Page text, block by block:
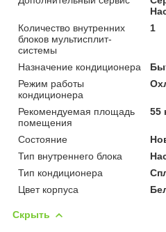
Количество внутренних
блоков мультисплит-
системы
1
Назначение кондиционера
Режим работы
кондиционера
Рекомендуемая площадь
помещения
55
Состояние
Тип внутреннего блока
Тип кондиционера
Цвет корпуса
Скрыть